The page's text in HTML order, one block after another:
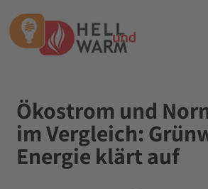
Ökostrom und
im Vergleich:
Energie klärt auf